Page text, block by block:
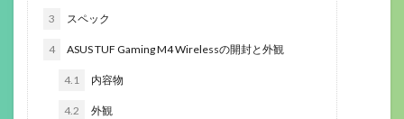
3 スペック
4 ASUS TUF Gaming M4 Wirelessの開封と外観
4.1 内容物
4.2 外観